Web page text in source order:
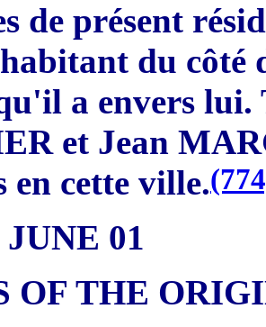
de présent
du côté
a envers lui.
et Jean
en cette ville.
JUNE 01
OF THE